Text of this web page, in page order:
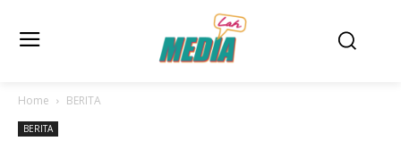
Home BERITA
BERITA